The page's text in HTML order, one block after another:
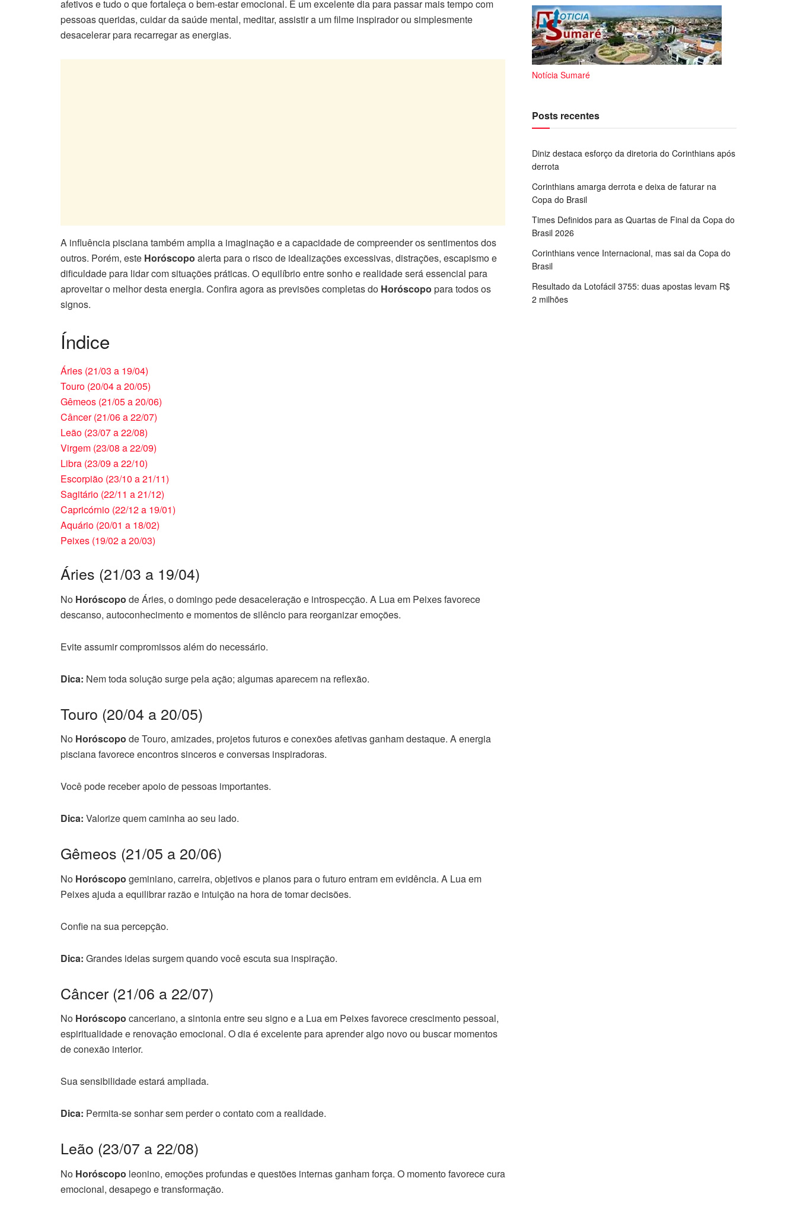
afetivos e tudo o que fortaleça o bem-estar emocional. É um excelente dia para passar mais tempo com
pessoas queridas, cuidar da saúde mental, meditar, assistir a um filme inspirador ou simplesmente
desacelerar para recarregar as energias.
A influência pisciana também amplia a imaginação e a capacidade de compreender os sentimentos dos
outros. Porém, este Horóscopo alerta para o risco de idealizações excessivas, distrações, escapismo e
dificuldade para lidar com situações práticas. O equilíbrio entre sonho e realidade será essencial para
aproveitar o melhor desta energia. Confira agora as previsões completas do Horóscopo para todos os
signos.
Índice
Áries (21/03 a 19/04)
Touro (20/04 a 20/05)
Gêmeos (21/05 a 20/06)
Câncer (21/06 a 22/07)
Leão (23/07 a 22/08)
Virgem (23/08 a 22/09)
Libra (23/09 a 22/10)
Escorpião (23/10 a 21/11)
Sagitário (22/11 a 21/12)
Capricórnio (22/12 a 19/01)
Aquário (20/01 a 18/02)
Peixes (19/02 a 20/03)
Áries (21/03 a 19/04)
No Horóscopo de Áries, o domingo pede desaceleração e introspecção. A Lua em Peixes favorece
descanso, autoconhecimento e momentos de silêncio para reorganizar emoções.
Evite assumir compromissos além do necessário.
Dica: Nem toda solução surge pela ação; algumas aparecem na reflexão.
Touro (20/04 a 20/05)
No Horóscopo de Touro, amizades, projetos futuros e conexões afetivas ganham destaque. A energia
pisciana favorece encontros sinceros e conversas inspiradoras.
Você pode receber apoio de pessoas importantes.
Dica: Valorize quem caminha ao seu lado.
Gêmeos (21/05 a 20/06)
No Horóscopo geminiano, carreira, objetivos e planos para o futuro entram em evidência. A Lua em
Peixes ajuda a equilibrar razão e intuição na hora de tomar decisões.
Confie na sua percepção.
Dica: Grandes ideias surgem quando você escuta sua inspiração.
Câncer (21/06 a 22/07)
No Horóscopo canceriano, a sintonia entre seu signo e a Lua em Peixes favorece crescimento pessoal,
espiritualidade e renovação emocional. O dia é excelente para aprender algo novo ou buscar momentos
de conexão interior.
Sua sensibilidade estará ampliada.
Dica: Permita-se sonhar sem perder o contato com a realidade.
Leão (23/07 a 22/08)
No Horóscopo leonino, emoções profundas e questões internas ganham força. O momento favorece cura
emocional, desapego e transformação.
Notícia Sumaré
Posts recentes
Diniz destaca esforço da diretoria do Corinthians após
derrota
Corinthians amarga derrota e deixa de faturar na
Copa do Brasil
Times Definidos para as Quartas de Final da Copa do
Brasil 2026
Corinthians vence Internacional, mas sai da Copa do
Brasil
Resultado da Lotofácil 3755: duas apostas levam R$
2 milhões